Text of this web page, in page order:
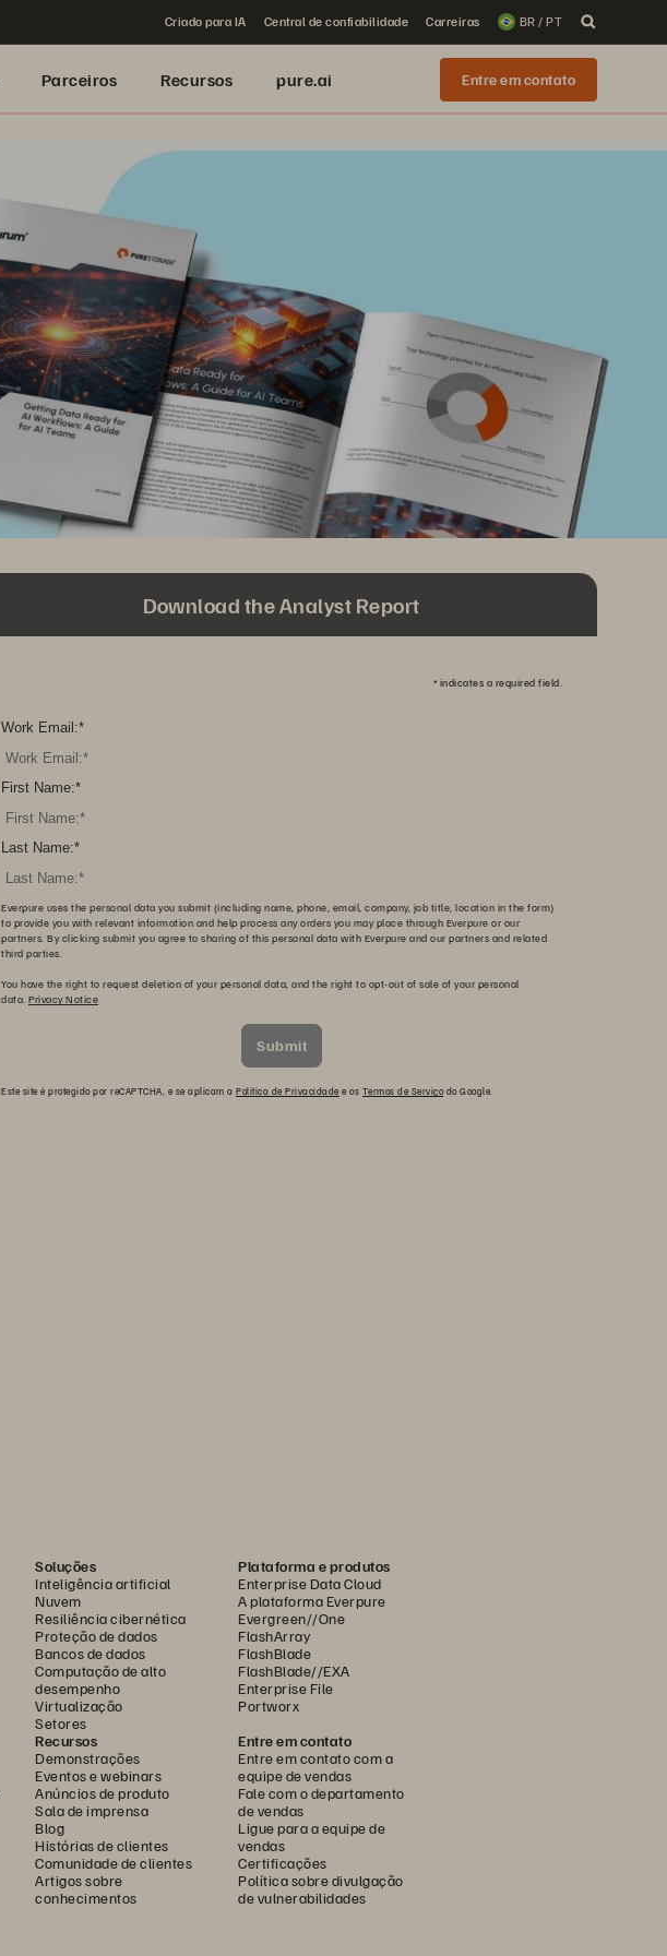
Criado para IA Central de confiabilidade Carreiras BR / PT
Parceiros Recursos pure.ai Entre em contato
Download the Analyst Report
* indicates a required field.
*
Work Email:
*
First Name:
*
Last Name:
Everpure uses the personal data you submit (including name, phone, email, company, job title, location in the form)
to provide you with relevant information and help process any orders you may place through Everpure or our
partners. By clicking submit you agree to sharing of this personal data with Everpure and our partners and related
third parties.
You have the right to request deletion of your personal data, and the right to opt-out of sale of your personal
data. Privacy Notice
Submit
Este site é protegido por reCAPTCHA, e se aplicam a Política de Privacidade e os Termos de Serviçodo Google.
Soluções
Inteligência artificial
Nuvem
Resiliência cibernética
Proteção de dados
Bancos de dados
Computação de alto
desempenho
Virtualização
Setores
Plataforma e produtos
Enterprise Data Cloud
A plataforma Everpure
Evergreen//One
FlashArray
FlashBlade
FlashBlade//EXA
Enterprise File
Portworx
Recursos
Demonstrações
Eventos e webinars
Anúncios de produto
Sala de imprensa
Blog
Histórias de clientes
Comunidade de clientes
Artigos sobre
conhecimentos
Entre em contato
Entre em contato com a
equipe de vendas
Fale com o departamento
de vendas
Ligue para a equipe de
vendas
Certificações
Política sobre divulgação
de vulnerabilidades